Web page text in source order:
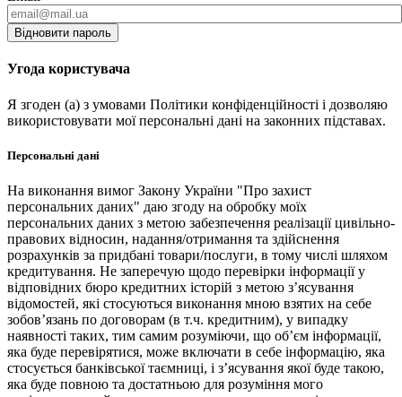
Відновити пароль
Угода користувача
Я згоден (а) з умовами Політики конфіденційності і дозволяю
використовувати мої персональні дані на законних підставах.
Персональні дані
На виконання вимог Закону України "Про захист
персональних даних" даю згоду на обробку моїх
персональних даних з метою забезпечення реалізації цивільно-
правових відносин, надання/отримання та здійснення
розрахунків за придбані товари/послуги, в тому числі шляхом
кредитування. Не заперечую щодо перевірки інформації у
відповідних бюро кредитних історій з метою з’ясування
відомостей, які стосуються виконання мною взятих на себе
зобов’язань по договорам (в т.ч. кредитним), у випадку
наявності таких, тим самим розуміючи, що об’єм інформації,
яка буде перевірятися, може включати в себе інформацію, яка
стосується банківської таємниці, і з’ясування якої буде такою,
яка буде повною та достатньою для розуміння мого